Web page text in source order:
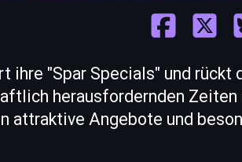
ihre "Spar Specials" und rückt
herausfordernden Zeiten
attraktive Angebote und